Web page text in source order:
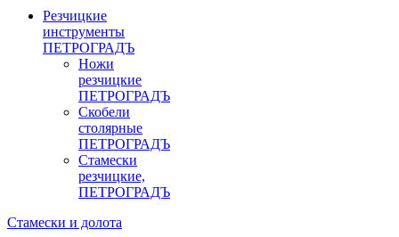
Резчицкие
инструменты
ПЕТРОГРАДЪ
Ножи
резчицкие
ПЕТРОГРАДЪ
Скобели
столярные
ПЕТРОГРАДЪ
Стамески
резчицкие,
ПЕТРОГРАДЪ
Стамески и долота